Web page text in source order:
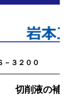
３２００
切削液の補